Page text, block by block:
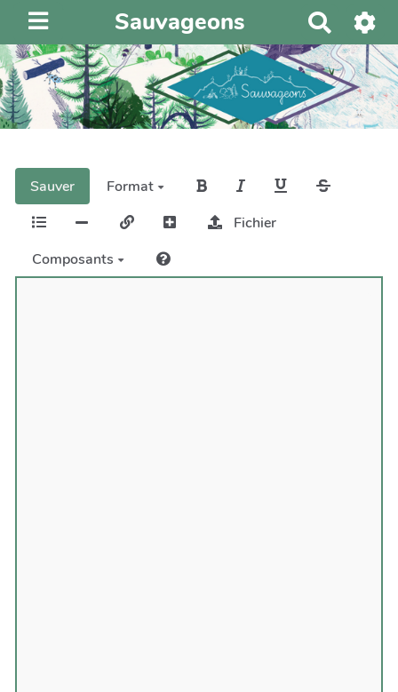
Sauvageons
e
c
h
e
r
Sauver
Format
Fichier
Composants